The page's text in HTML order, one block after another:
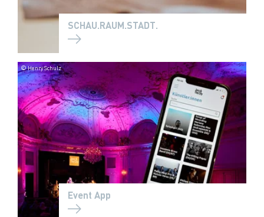
SCHAU.RAUM.STADT.
© Henry Schulz
Event App